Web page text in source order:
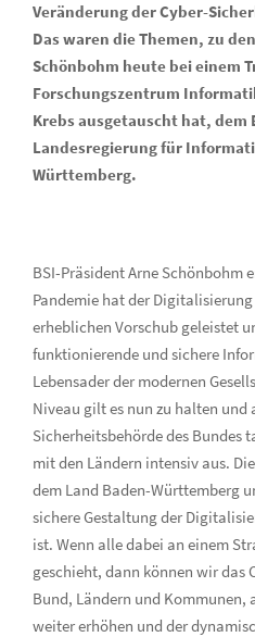
Veränderung der Cyber-
Das waren die Themen, zu
Schönbohm heute bei einem
Forschungszentrum
Krebs ausgetauscht hat, dem
Landesregierung für
Württemberg.
BSI-Präsident Arne Schönbohm
Pandemie hat der
erheblichen Vorschub geleistet
funktionierende und sichere
Lebensader der modernen
Niveau gilt es nun zu halten und
Sicherheitsbehörde des Bundes
mit den Ländern intensiv aus.
dem Land Baden-Württemberg
sichere Gestaltung der
ist. Wenn alle dabei an einem
geschieht, dann können wir das
Bund, Ländern und Kommunen,
weiter erhöhen und der